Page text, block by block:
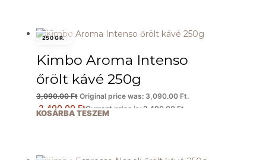
250 GR.
Kimbo Aroma Intenso
őrölt kávé 250g
3,090.00Ft Original price was: 3,090.00 Ft.
2,490.00FtCurrent price is: 2,490.00 Ft.
KOSÁRBA TESZEM